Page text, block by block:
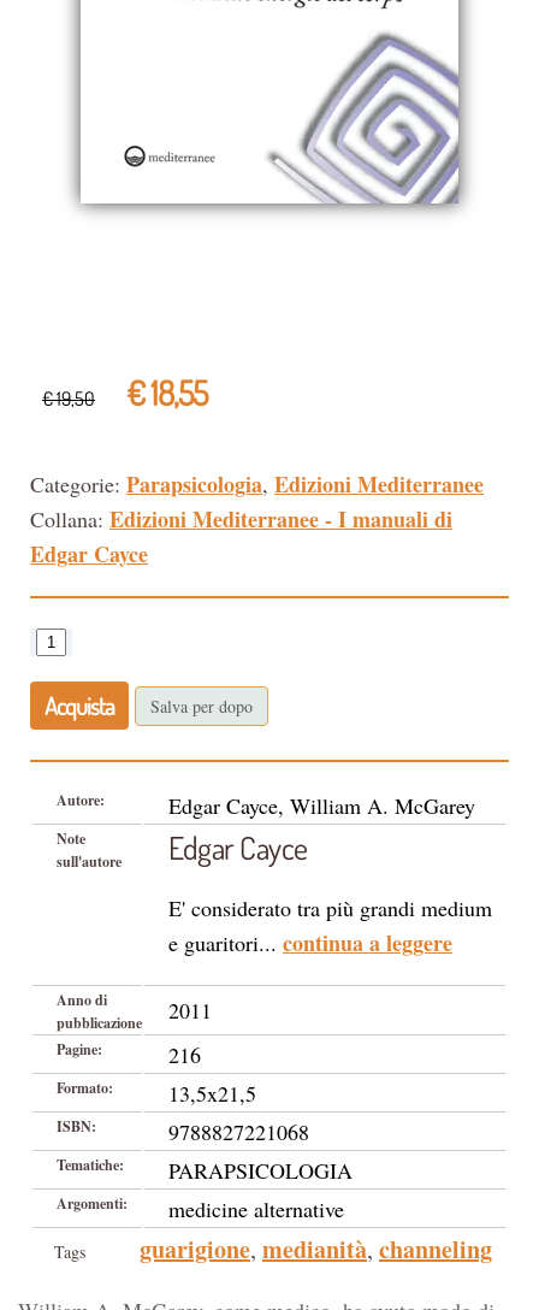
€ 19,50 € 18,55
Categorie: Parapsicologia, Edizioni Mediterranee
Collana: Edizioni Mediterranee - I manuali di
Edgar Cayce
Acquista Salva per dopo
Autore: Edgar Cayce, William A. McGarey
Note
sull'autore
Edgar Cayce
E' considerato tra più grandi medium
e guaritori... continua a leggere
Anno di
pubblicazione
2011
Pagine: 216
Formato: 13,5x21,5
ISBN: 9788827221068
Tematiche: PARAPSICOLOGIA
Argomenti: medicine alternative
Tags guarigione, medianità, channeling